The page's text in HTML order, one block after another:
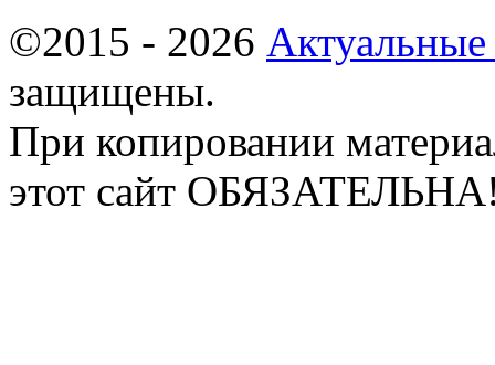
©2015 - 2026
защищены.
При копировании
этот сайт